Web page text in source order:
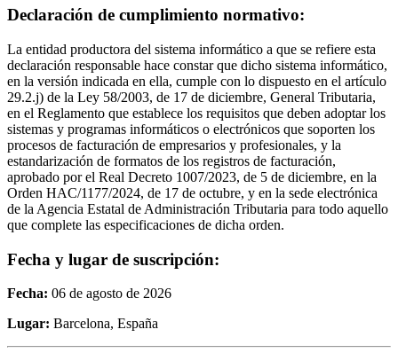
Declaración de cumplimiento normativo:
La entidad productora del sistema informático a que se refiere esta
declaración responsable hace constar que dicho sistema informático,
en la versión indicada en ella, cumple con lo dispuesto en el artículo
29.2.j) de la Ley 58/2003, de 17 de diciembre, General Tributaria,
en el Reglamento que establece los requisitos que deben adoptar los
sistemas y programas informáticos o electrónicos que soporten los
procesos de facturación de empresarios y profesionales, y la
estandarización de formatos de los registros de facturación,
aprobado por el Real Decreto 1007/2023, de 5 de diciembre, en la
Orden HAC/1177/2024, de 17 de octubre, y en la sede electrónica
de la Agencia Estatal de Administración Tributaria para todo aquello
que complete las especificaciones de dicha orden.
Fecha y lugar de suscripción:
Fecha: 06 de agosto de 2026
Lugar: Barcelona, España